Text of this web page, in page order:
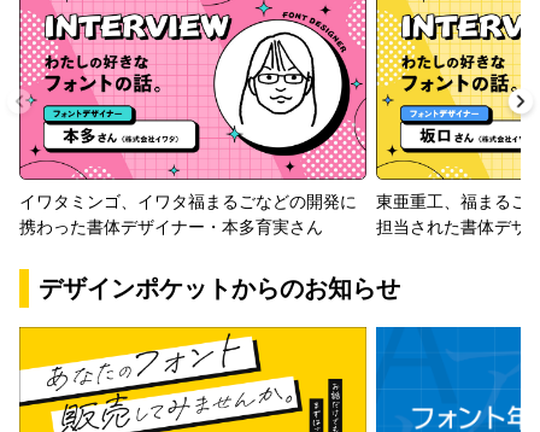
イワタミンゴ、イワタ福まるごなどの開発に
携わった書体デザイナー・本多育実さん
東亜重工、福まるご
担当された書体デザ
デザインポケットからのお知らせ